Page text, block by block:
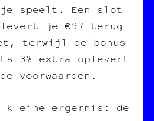
speelt. Een slot
levert je €97 terug
terwijl de bonus
3% extra oplevert
voorwaarden.
kleine ergernis: de